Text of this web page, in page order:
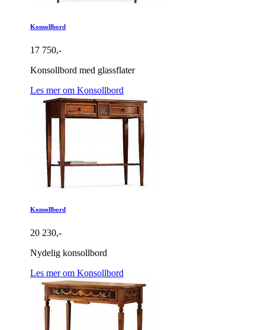
Konsollbord
17 750,-
Konsollbord med glassflater
Les mer om Konsollbord
Konsollbord
20 230,-
Nydelig konsollbord
Les mer om Konsollbord